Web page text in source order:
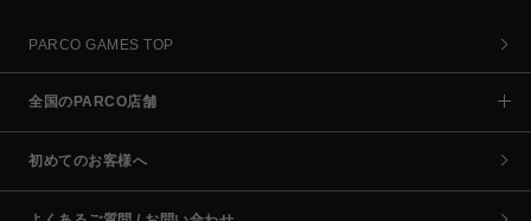
PARCO GAMES TOP
全国のPARCO店舗
初めてのお客様へ